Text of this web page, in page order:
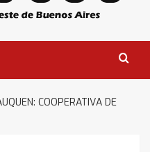
COOPERATIVA DE